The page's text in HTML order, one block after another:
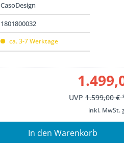
CasoDesign
1801800032
ca. 3-7 Werktage
UVP 1.599,00 €
inkl. MwSt.
In den Warenkorb